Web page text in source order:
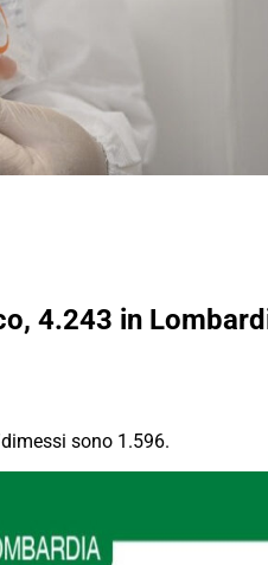
4.243 in
sono 1.596.